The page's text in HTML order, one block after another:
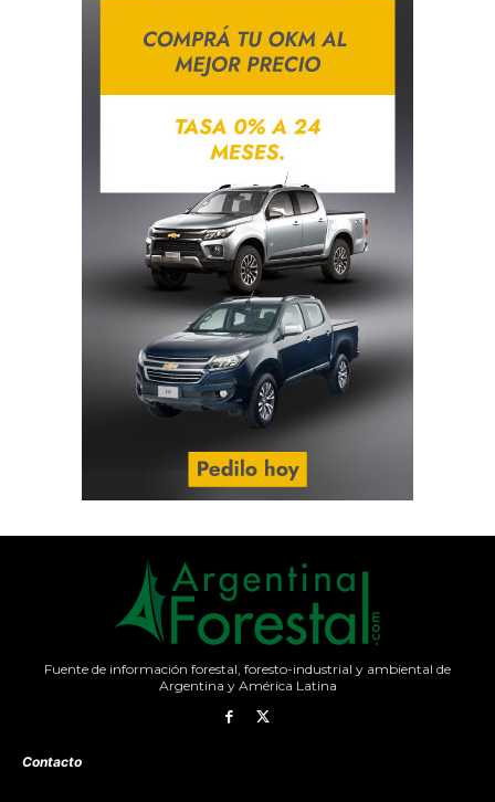
Fuente de información forestal, foresto-industrial y ambiental de
Argentina y América Latina
Contacto